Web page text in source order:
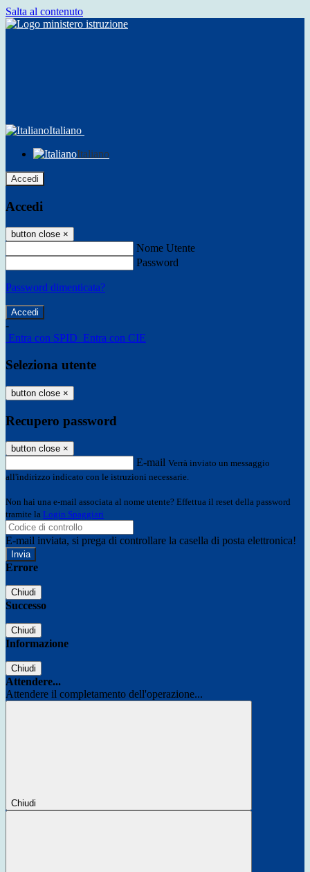
Salta al contenuto
Italiano
Italiano
Accedi
Accedi
button close ×
Nome Utente
Password
Password dimenticata?
-
Entra con SPID Entra con CIE
Seleziona utente
button close ×
Recupero password
button close ×
E-mail Verrà inviato un messaggio
all'indirizzo indicato con le istruzioni necessarie.
Non hai una e-mail associata al nome utente? Effettua il reset della password
tramite la Login Spaggiari
E-mail inviata, si prega di controllare la casella di posta elettronica!
Errore
Chiudi
Successo
Chiudi
Informazione
Chiudi
Attendere...
Attendere il completamento dell'operazione...
Chiudi